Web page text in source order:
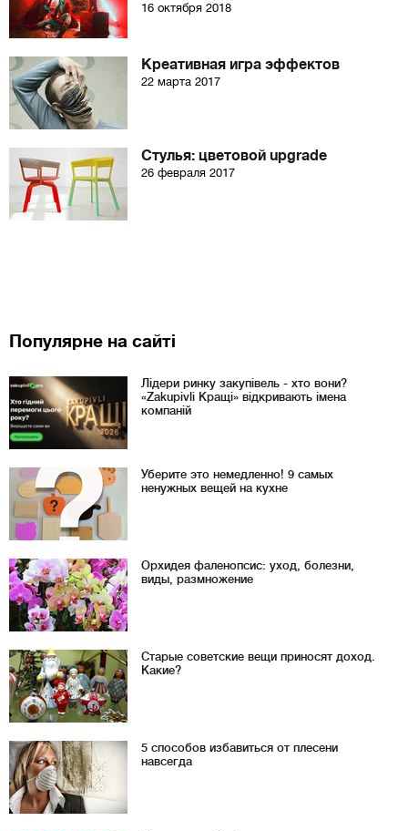
16 октября 2018
Креативная игра эффектов
22 марта 2017
Стулья: цветовой upgrade
26 февраля 2017
Популярне на сайті
Лідери ринку закупівель - хто вони?
«Zakupivli Кращі» відкривають імена
компаній
Уберите это немедленно! 9 самых
ненужных вещей на кухне
Орхидея фаленопсис: уход, болезни,
виды, размножение
Старые советские вещи приносят доход.
Какие?
5 способов избавиться от плесени
навсегда